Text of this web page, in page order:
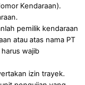
Kendaraan).
pemilik kendaraan
atau atas nama PT
wajib
izin trayek.